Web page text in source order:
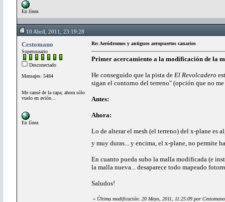
En línea
10 Abril, 2011, 23:19:28
Cestomano
Superusuario
Desconectado
Mensajes: 5484
Me cansé de la capa; ahora sólo
vuelo en avión...
En línea
Re: Aeródromos y antiguos aeropuertos canarios
Primer acercamiento a la modificación de la
He conseguido que la pista de El Revolcadero
sigan el contorno del terreno" (opción que no
Antes:
Ahora:
Lo de alterar el mesh (el terreno) del x-plane es
y muy duras... y encima, el x-plane, no permite
En cuanto pueda subo la malla modificada (e
la malla nueva... desaparece todo mapeado
Saludos!
« Última modificación: 20 Mayo, 2011, 11:25:09 por Cestomano